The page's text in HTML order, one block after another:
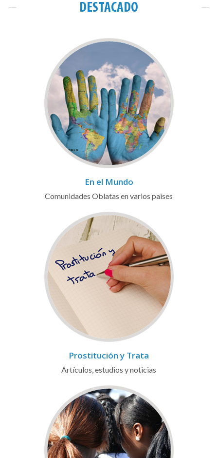
DESTACADO
En el Mundo
Comunidades Oblatas en varios paises
Prostitución y Trata
Artículos, estudios y noticias